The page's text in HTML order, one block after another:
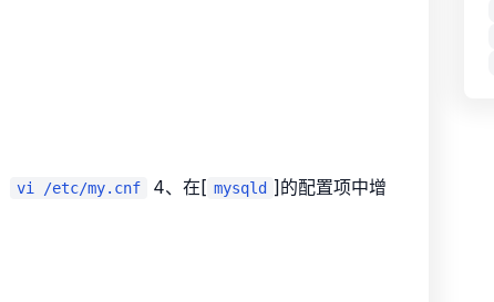
vi /etc/my.cnf 4、在[ mysqld ]的配置项中增